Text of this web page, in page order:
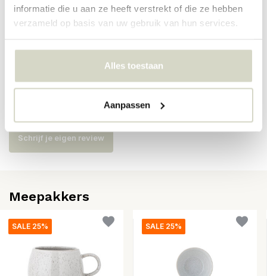
informatie die u aan ze heeft verstrekt of die ze hebben
verzameld op basis van uw gebruik van hun services.
Alles toestaan
Aanpassen
SKU 82072004
Reviews
Er zijn nog geen reviews geschreven over dit product..
Schrijf je eigen review
Meepakkers
SALE 25% SALE 25%